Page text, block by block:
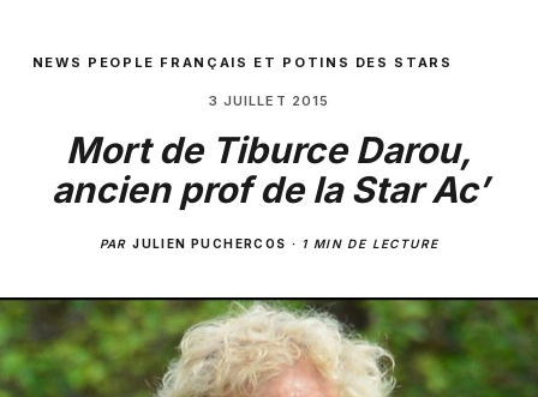
NEWS PEOPLE FRANÇAIS ET POTINS DES STARS
3 JUILLET 2015
Mort de Tiburce Darou,
ancien prof de la Star Ac’
PARJULIEN PUCHERCOS · 1 MIN DE LECTURE